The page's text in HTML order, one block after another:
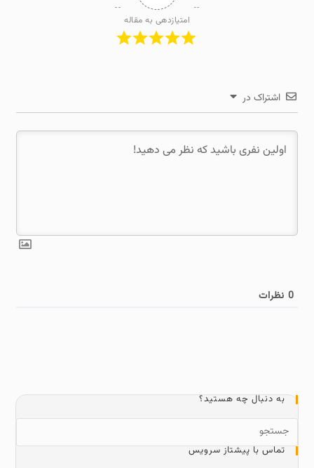
امتیازدهی به مقاله
اشتراک در
0 نظرات
به دنبال چه هستید؟
تماس با پیشتاز سرویس